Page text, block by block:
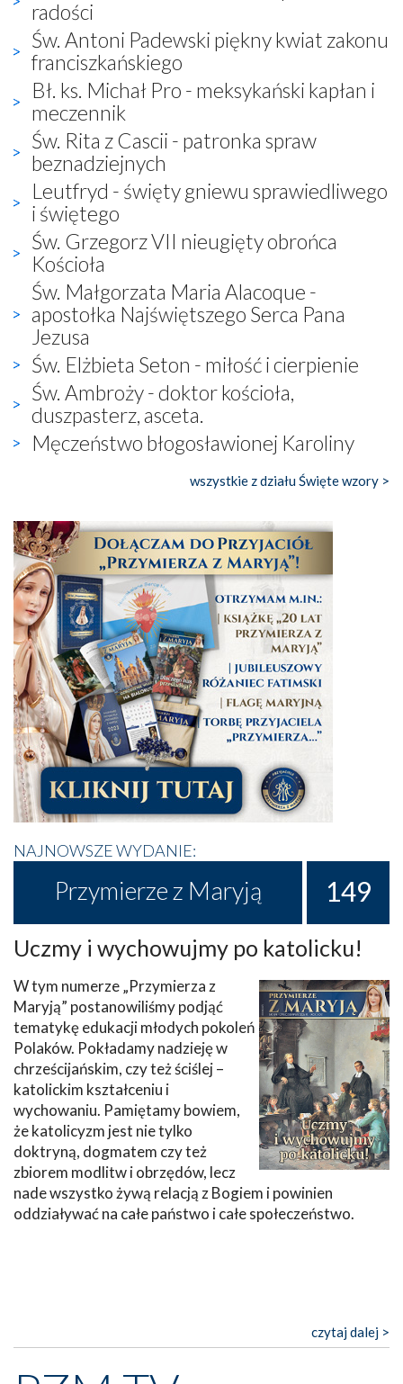
radości
Św. Antoni Padewski piękny kwiat zakonu
franciszkańskiego
Bł. ks. Michał Pro - meksykański kapłan i
meczennik
Św. Rita z Cascii - patronka spraw
beznadziejnych
Leutfryd - święty gniewu sprawiedliwego
i świętego
Św. Grzegorz VII nieugięty obrońca
Kościoła
Św. Małgorzata Maria Alacoque -
apostołka Najświętszego Serca Pana
Jezusa
Św. Elżbieta Seton - miłość i cierpienie
Św. Ambroży - doktor kościoła,
duszpasterz, asceta.
Męczeństwo błogosławionej Karoliny
wszystkie z działu Święte wzory >
NAJNOWSZE WYDANIE:
Przymierze z Maryją 149
Uczmy i wychowujmy po katolicku!
W tym numerze „Przymierza z
Maryją” postanowiliśmy podjąć
tematykę edukacji młodych pokoleń
Polaków. Pokładamy nadzieję w
chrześcijańskim, czy też ściślej –
katolickim kształceniu i
wychowaniu. Pamiętamy bowiem,
że katolicyzm jest nie tylko
doktryną, dogmatem czy też
zbiorem modlitw i obrzędów, lecz
nade wszystko żywą relacją z Bogiem i powinien
oddziaływać na całe państwo i całe społeczeństwo.
czytaj dalej >